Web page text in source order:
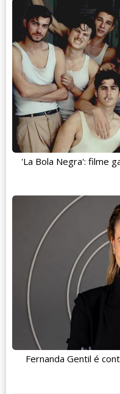
'La Bola Negra': filme
Fernanda Gentil é